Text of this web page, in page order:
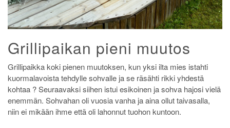
Grillipaikan pieni muutos
Grillipaikka koki pienen muutoksen, kun yksi ilta mies istahti
kuormalavoista tehdylle sohvalle ja se räsähti rikki yhdestä
kohtaa ? Seuraavaksi siihen istui esikoinen ja sohva hajosi vielä
enemmän. Sohvahan oli vuosia vanha ja aina ollut taivasalla,
niin ei mikään ihme että oli lahonnut tuohon kuntoon.